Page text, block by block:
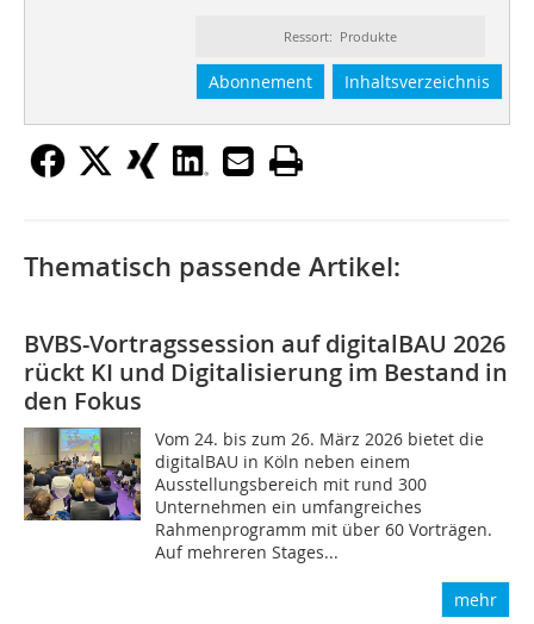
Ressort: Produkte
Abonnement Inhaltsverzeichnis
Thematisch passende Artikel:
BVBS-Vortragssession auf digitalBAU 2026
rückt KI und Digitalisierung im Bestand in
den Fokus
Vom 24. bis zum 26. März 2026 bietet die
digitalBAU in Köln neben einem
Ausstellungsbereich mit rund 300
Unternehmen ein umfangreiches
Rahmenprogramm mit über 60 Vorträgen.
Auf mehreren Stages...
mehr